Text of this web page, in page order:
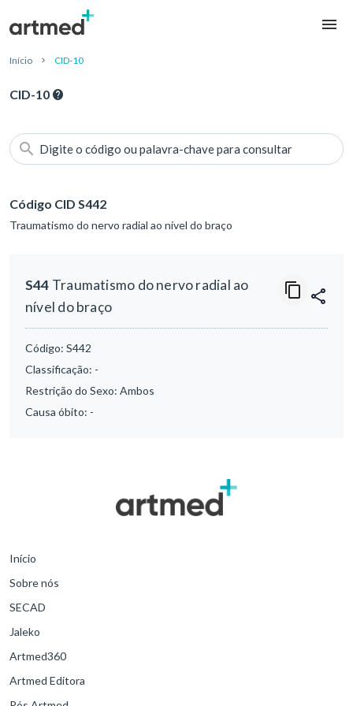
Início CID-10
CID-10
Digite o código ou palavra-chave para consultar
Código CID S442
Traumatismo do nervo radial ao nível do braço
S44 Traumatismo do nervo radial ao
nível do braço
Código: S442
Classificação: -
Restrição do Sexo: Ambos
Causa óbito: -
Início
Sobre nós
SECAD
Jaleko
Artmed360
Artmed Editora